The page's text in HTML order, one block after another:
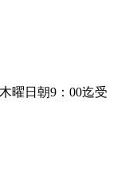
曜日朝9：00迄受